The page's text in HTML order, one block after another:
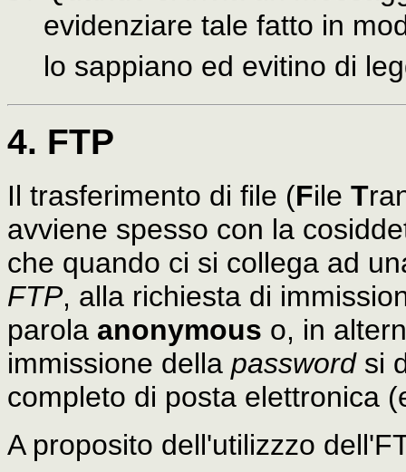
evidenziare tale fatto in
lo sappiano ed evitino di
4. FTP
Il trasferimento di file (File T
avviene spesso con la
che quando ci si collega ad
FTP, alla richiesta di
parola anonymous o, in
immissione della passwordsi
completo di posta elettronica
A proposito dell'utilizzzo